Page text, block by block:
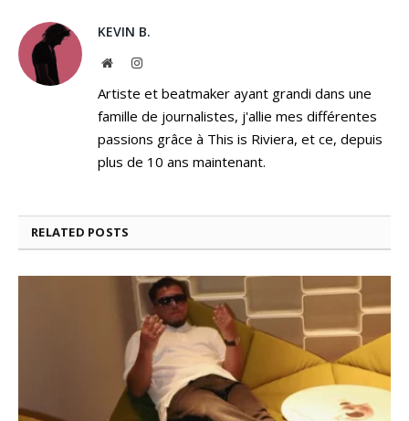
KEVIN B.
WebsiteInstagram
Artiste et beatmaker ayant grandi dans une
famille de journalistes, j'allie mes différentes
passions grâce à This is Riviera, et ce, depuis
plus de 10 ans maintenant.
RELATED POSTS